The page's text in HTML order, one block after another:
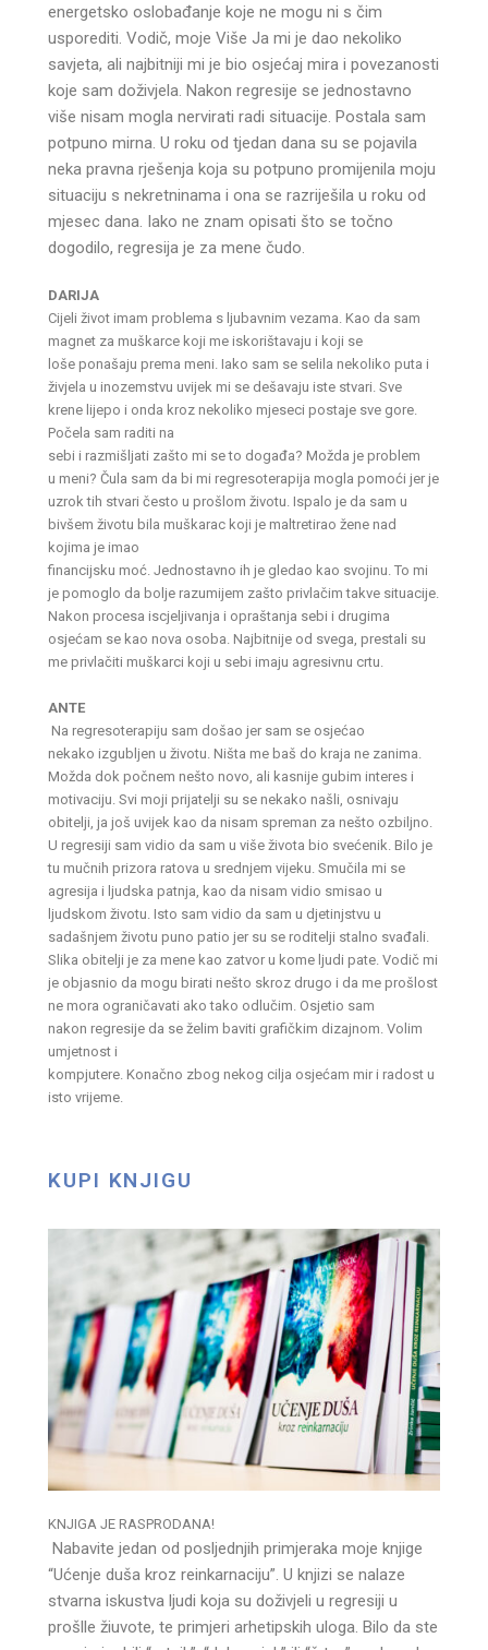
energetsko oslobađanje kojene mogu ni s čim
usporediti. Vodič, moje Više Ja mi je daonekoliko
savjeta, ali najbitniji mi je bio osjećaj mira ipovezanosti
koje sam doživjela. Nakon regresije se jednostavno
višenisam mogla nervirati radi situacije. Postala sam
potpuno mirna. Uroku od tjedan dana su se pojavila
neka pravna rješenja koja supotpuno promijenila moju
situaciju s nekretninama i ona serazriješila u roku od
mjesec dana. Iako ne znam opisati što setočno
dogodilo, regresija je za mene čudo.
DARIJA
Cijeli život imam problema s ljubavnim vezama. Kao da sam
magnet za muškarce koji me iskorištavaju i koji se
loše ponašaju prema meni. Iako sam se selila nekoliko puta i
živjela u inozemstvu uvijek mi se dešavaju iste stvari. Sve
krene lijepo i onda kroz nekoliko mjeseci postaje sve gore.
Počela sam raditi na
sebi i razmišljati zašto mi se to događa? Možda je problem
u meni? Čula sam da bi mi regresoterapija mogla pomoći jer je
uzrok tih stvari često u prošlom životu. Ispalo je da sam u
bivšem životu bila muškarac koji je maltretirao žene nad
kojima je imao
financijsku moć. Jednostavno ih je gledao kao svojinu. To mi
je pomoglo da bolje razumijem zašto privlačim takve situacije.
Nakon procesa iscjeljivanja i opraštanja sebi i drugima
osjećam se kao nova osoba. Najbitnije od svega, prestali su
me privlačiti muškarci koji u sebi imaju agresivnu crtu.
ANTE
Na regresoterapiju sam došao jer sam se osjećao
nekako izgubljen u životu. Ništa me baš do kraja ne zanima.
Možda dok počnem nešto novo, ali kasnije gubim interes i
motivaciju. Svi moji prijatelji su se nekako našli, osnivaju
obitelji, ja još uvijek kao da nisam spreman za nešto ozbiljno.
U regresiji sam vidio da sam u više života bio svećenik. Bilo je
tu mučnih prizora ratova u srednjem vijeku. Smučila mi se
agresija i ljudska patnja, kao da nisam vidio smisao u
ljudskom životu. Isto sam vidio da sam u djetinjstvu u
sadašnjem životu puno patio jer su se roditelji stalno svađali.
Slika obitelji je za mene kao zatvor u kome ljudi pate. Vodič mi
je objasnio da mogu birati nešto skroz drugo i da me prošlost
ne mora ograničavati ako tako odlučim. Osjetio sam
nakon regresije da se želim baviti grafičkim dizajnom. Volim
umjetnost i
kompjutere. Konačno zbog nekog cilja osjećam mir i radost u
isto vrijeme.
KUPI KNJIGU
KNJIGA JE RASPRODANA!
Nabavite jedan od posljednjih primjeraka moje knjige
“Ućenje duša kroz reinkarnaciju”. U knjizi se nalaze
stvarna iskustva ljudi koja su doživjeli u regresiji u
prošlle žiuvote, te primjeri arhetipskih uloga. Bilo da ste